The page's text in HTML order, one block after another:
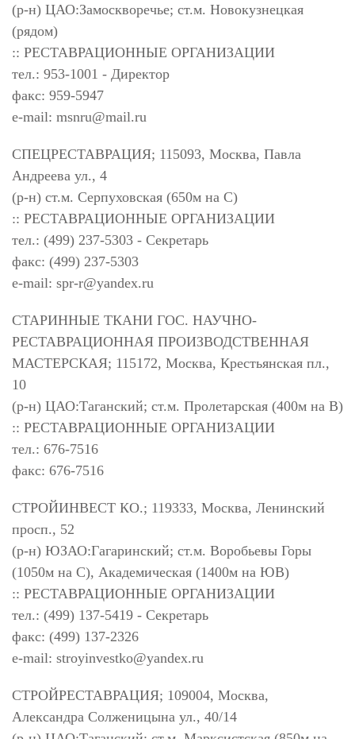
(р-н) ЦАО:Замоскворечье; ст.м. Новокузнецкая
(рядом)
:: РЕСТАВРАЦИОННЫЕ ОРГАНИЗАЦИИ
тел.: 953-1001 - Директор
факс: 959-5947
e-mail: msnru@mail.ru
СПЕЦРЕСТАВРАЦИЯ; 115093, Москва, Павла
Андреева ул., 4
(р-н) ст.м. Серпуховская (650м на С)
:: РЕСТАВРАЦИОННЫЕ ОРГАНИЗАЦИИ
тел.: (499) 237-5303 - Секретарь
факс: (499) 237-5303
e-mail: spr-r@yandex.ru
СТАРИННЫЕ ТКАНИ ГОС. НАУЧНО-
РЕСТАВРАЦИОННАЯ ПРОИЗВОДСТВЕННАЯ
МАСТЕРСКАЯ; 115172, Москва, Крестьянская пл.,
10
(р-н) ЦАО:Таганский; ст.м. Пролетарская (400м на В)
:: РЕСТАВРАЦИОННЫЕ ОРГАНИЗАЦИИ
тел.: 676-7516
факс: 676-7516
СТРОЙИНВЕСТ КО.; 119333, Москва, Ленинский
просп., 52
(р-н) ЮЗАО:Гагаринский; ст.м. Воробьевы Горы
(1050м на С), Академическая (1400м на ЮВ)
:: РЕСТАВРАЦИОННЫЕ ОРГАНИЗАЦИИ
тел.: (499) 137-5419 - Секретарь
факс: (499) 137-2326
e-mail: stroyinvestko@yandex.ru
СТРОЙРЕСТАВРАЦИЯ; 109004, Москва,
Александра Солженицына ул., 40/14